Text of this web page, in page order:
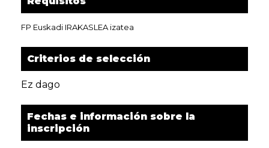
FP Euskadi IRAKASLEA izatea
Criterios de selección
Ez dago
Fechas e información sobre la
inscripción